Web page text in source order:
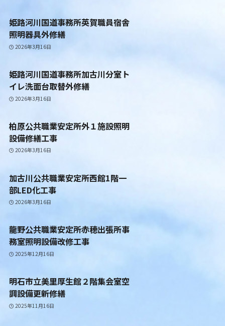
姫路河川国道事務所英賀職員宿舎
照明器具外修繕
2026年3月16日
姫路河川国道事務所加古川分室ト
イレ洗面台取替外修繕
2026年3月16日
柏原公共職業安定所外１施設照明
設備修繕工事
2026年3月16日
加古川公共職業安定所西館1階一
部LED化工事
2026年3月16日
龍野公共職業安定所赤穂出張所事
務室照明設備改修工事
2025年12月16日
明石市立美里厚生館２階集会室空
調設備更新修繕
2025年11月16日